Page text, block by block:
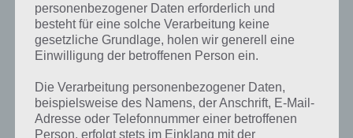
personenbezogener Daten erforderlich und
besteht für eine solche Verarbeitung keine
gesetzliche Grundlage, holen wir generell eine
Einwilligung der betroffenen Person ein.
Die Verarbeitung personenbezogener Daten,
beispielsweise des Namens, der Anschrift, E-Mail-
Adresse oder Telefonnummer einer betroffenen
Person, erfolgt stets im Einklang mit der